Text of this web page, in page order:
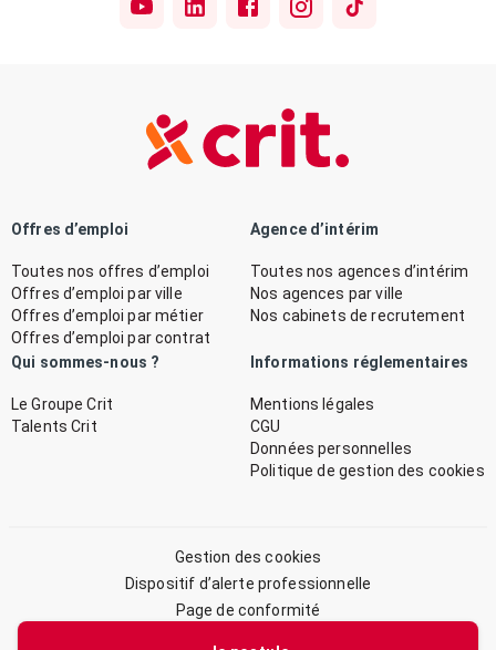
Offres d’emploi
Toutes nos offres d’emploi
Offres d’emploi par ville
Offres d’emploi par métier
Offres d’emploi par contrat
Agence d’intérim
Toutes nos agences d’intérim
Nos agences par ville
Nos cabinets de recrutement
Qui sommes-nous ?
Le Groupe Crit
Talents Crit
Informations réglementaires
Mentions légales
CGU
Données personnelles
Politique de gestion des cookies
Gestion des cookies
Dispositif d’alerte professionnelle
Page de conformité